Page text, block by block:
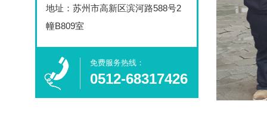
地址：苏州市高新区滨河路588号2
幢B809室
免费服务热线：​
0512-68317426